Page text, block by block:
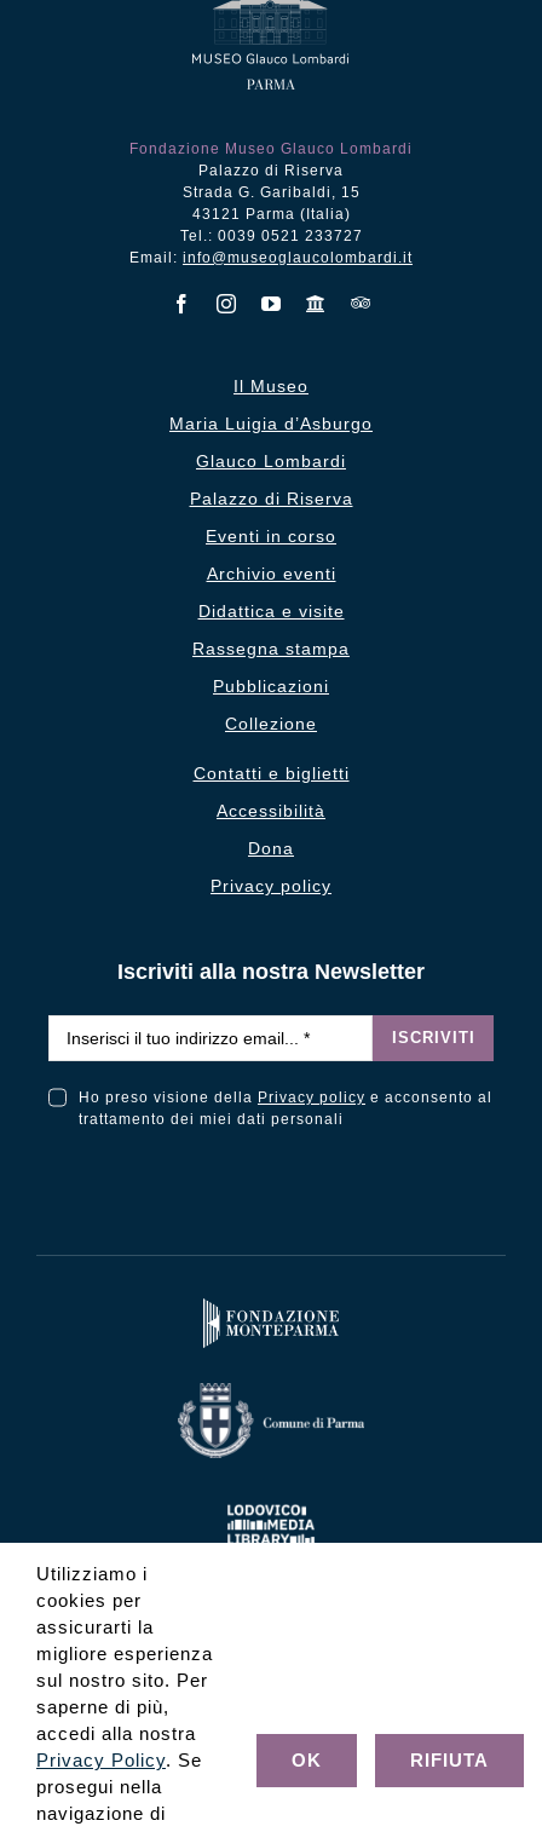
Fondazione Museo Glauco Lombardi
Palazzo di Riserva
Strada G. Garibaldi, 15
43121 Parma (Italia)
Tel.: 0039 0521 233727
Email: info@museoglaucolombardi.it
Il Museo
Maria Luigia d’Asburgo
Glauco Lombardi
Palazzo di Riserva
Eventi in corso
Archivio eventi
Didattica e visite
Rassegna stampa
Pubblicazioni
Collezione
Contatti e biglietti
Accessibilità
Dona
Privacy policy
Iscriviti alla nostra Newsletter
ISCRIVITI
Ho preso visione della Privacy policy e acconsento al
trattamento dei miei dati personali
Utilizziamo i
cookies per
assicurarti la
migliore esperienza
sul nostro sito. Per
saperne di più,
accedi alla nostra
Privacy Policy. Se
prosegui nella
navigazione di
OK RIFIUTA